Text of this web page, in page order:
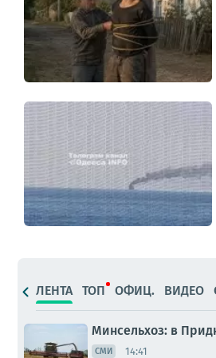
ЛЕНТА ТОП ОФИЦ. ВИДЕО
Минсельхоз: в
СМИ 14:41